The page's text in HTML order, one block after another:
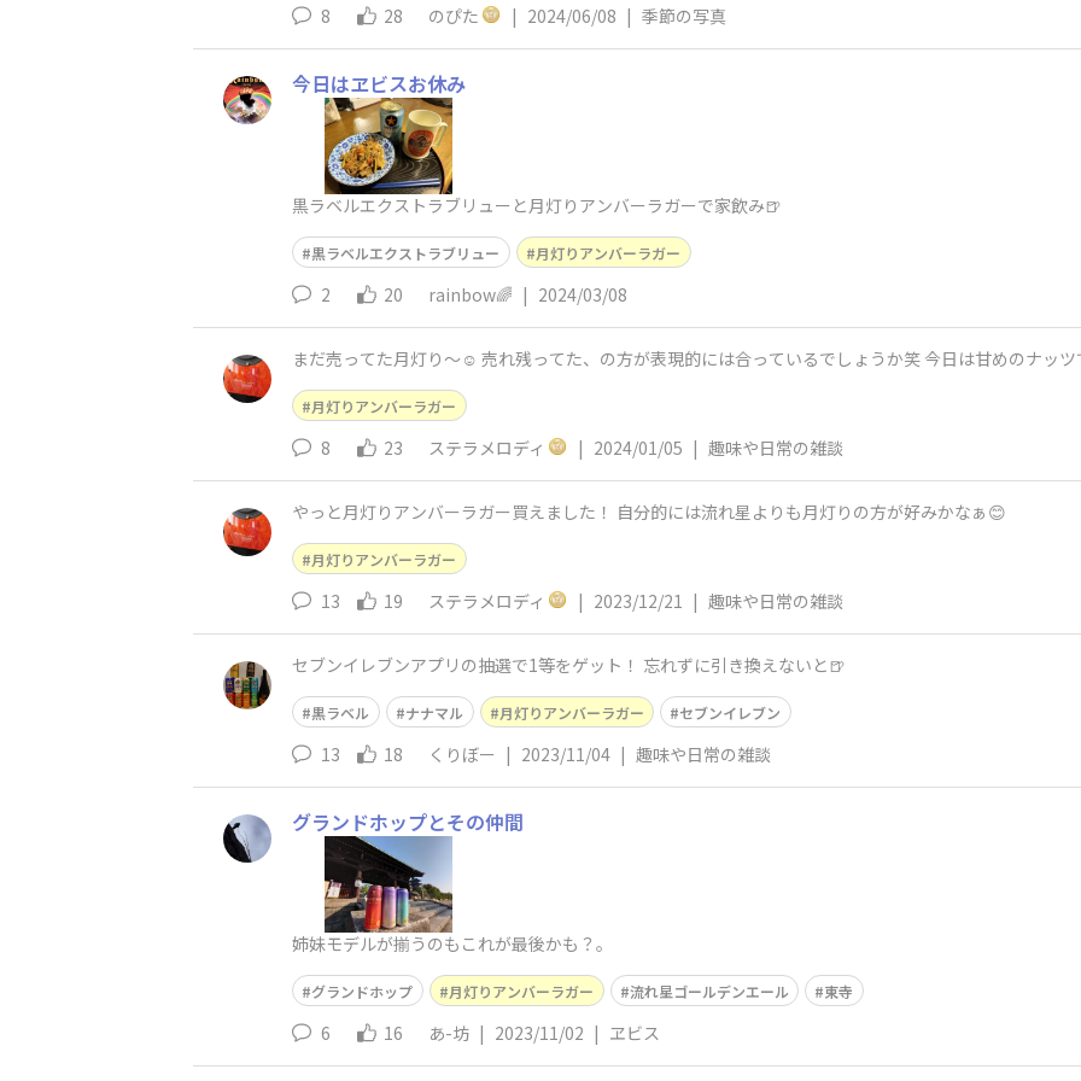
8 28 のぴた | 2024/06/08 | 季節の写真
今日はヱビスお休み
黒ラベルエクストラブリューと月灯りアンバーラガーで家飲み🍺
黒ラベルエクストラブリュー 月灯りアンバーラガー
2 20 rainbow🌈 | 2024/03/08
まだ売ってた月灯り〜☺️ 売れ残ってた、の方が表現的には合っているでしょ
月灯りアンバーラガー
8 23 ステラメロディ | 2024/01/05 | 趣味や日常の雑談
やっと月灯りアンバーラガー買えました！ 自分的には流れ星よりも月灯りの方が好みかなぁ😊
月灯りアンバーラガー
13 19 ステラメロディ | 2023/12/21 | 趣味や日常の雑談
セブンイレブンアプリの抽選で1等をゲット！ 忘れずに引き換えないと🍺
黒ラベル ナナマル 月灯りアンバーラガー セブンイレブン
13 18 くりぼー | 2023/11/04 | 趣味や日常の雑談
グランドホップとその仲間
姉妹モデルが揃うのもこれが最後かも？。
グランドホップ 月灯りアンバーラガー 流れ星ゴールデンエール 東寺
6 16 あ-坊 | 2023/11/02 | ヱビス